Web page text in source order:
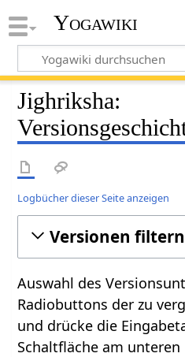
Yogawiki
Jighriksha:
Logbücher dieser Seite anzeigen
Versionen filtern
Auswahl des
Radiobuttons der zu
und drücke die
Schaltfläche am unteren